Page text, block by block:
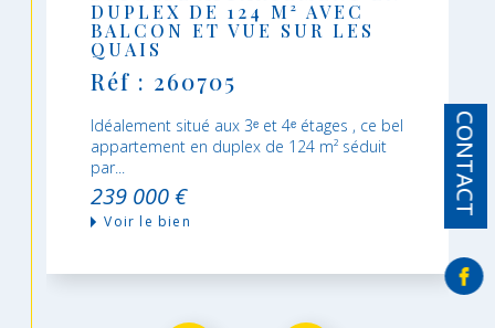
CONTACT
DUPLEX DE 124 M² AVEC
BALCON ET VUE SUR LES
QUAIS
Réf : 260705
Idéalement situé aux 3ᵉ et 4ᵉ étages , ce bel
appartement en duplex de 124 m² séduit
par...
239 000 €
Voir le bien